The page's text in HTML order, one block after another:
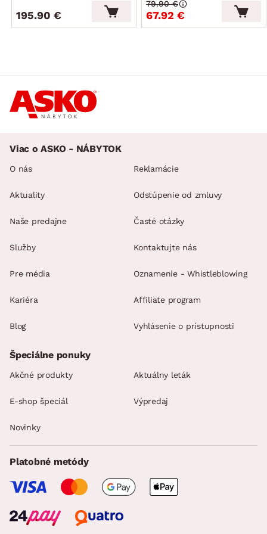
195.90 € 67.92 €
79.90 €
Viac o ASKO - NÁBYTOK
O nás
Aktuality
Naše predajne
Služby
Pre média
Kariéra
Blog
Reklamácie
Odstúpenie od zmluvy
Časté otázky
Kontaktujte nás
Oznamenie - Whistleblowing
Affiliate program
Vyhlásenie o prístupnosti
Špeciálne ponuky
Akčné produkty Aktuálny leták
E-shop špeciál Výpredaj
Novinky
Platobné metódy